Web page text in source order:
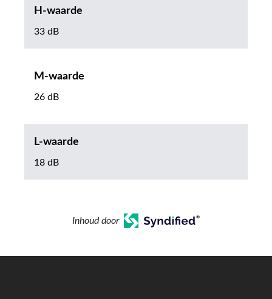
H-waarde
33 dB
M-waarde
26 dB
L-waarde
18 dB
Inhoud door